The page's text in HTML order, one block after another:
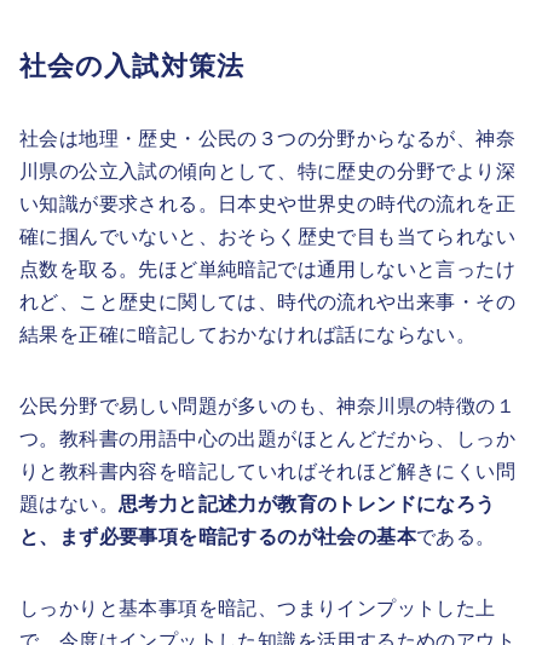
社会の入試対策法
社会は地理・歴史・公民の３つの分野からなるが、神奈
川県の公立入試の傾向として、特に歴史の分野でより深
い知識が要求される。日本史や世界史の時代の流れを正
確に掴んでいないと、おそらく歴史で目も当てられない
点数を取る。先ほど単純暗記では通用しないと言ったけ
れど、こと歴史に関しては、時代の流れや出来事・その
結果を正確に暗記しておかなければ話にならない。
公民分野で易しい問題が多いのも、神奈川県の特徴の１
つ。教科書の用語中心の出題がほとんどだから、しっか
りと教科書内容を暗記していればそれほど解きにくい問
題はない。 思考力と記述力が教育のトレンドになろう
と、まず必要事項を暗記するのが社会の基本である。
しっかりと基本事項を暗記、つまりインプットした上
で、今度はインプットした知識を活用するためのアウト